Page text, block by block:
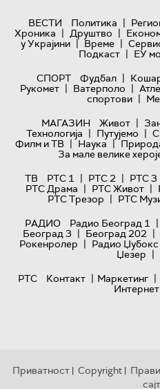
ВЕСТИ Политика |
Хроника | Друштво |
у Украјини | Време |
Подкаст | ЕУ
СПОРТ
Фудбал |
Рукомет | Ватерполо |
спортови |
МАГАЗИН
Живот |
Технологијa | Путујемо |
Филм и ТВ | Наука |
За мале велике
ТВ
РТС 1 | РТС 2 | РТС 3
РТС Драма | РТС Живот |
РТС Трезор | РТС
РАДИО
Радио Београд 1 |
Београд 3 | Београд 202 |
Рокенролер | Радио Џубокс
Џезер |
РТС
Контакт | Маркетинг |
Приватност | Copyright |